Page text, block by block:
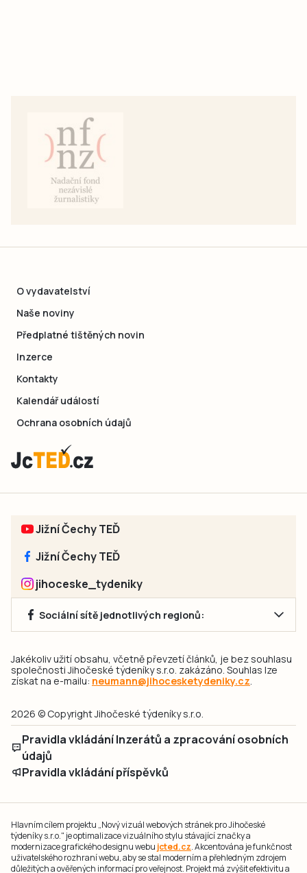
O vydavatelství
Naše noviny
Předplatné tištěných novin
Inzerce
Kontakty
Kalendář událostí
Ochrana osobních údajů
Jižní Čechy TEĎ
Jižní Čechy TEĎ
jihoceske_tydeniky
Sociální sítě jednotlivých regionů:
Jakékoliv užití obsahu, včetně převzetí článků, je bez souhlasu
společnosti Jihočeské týdeníky s.r.o. zakázáno. Souhlas lze
získat na e-mailu: neumann@jihocesketydeniky.cz.
2026 © Copyright Jihočeské týdeníky s.r.o.
Pravidla vkládání Inzerátů a zpracování osobních
údajů
Pravidla vkládání příspěvků
Hlavním cílem projektu „Nový vizuál webových stránek pro Jihočeské
týdeníky s.r.o." je optimalizace vizuálního stylu stávající značky a
modernizace grafického designu webu jcted.cz. Akcentována je funkčnost
uživatelského rozhraní webu, aby se stal moderním a přehledným zdrojem
důležitých a ověřených informací pro veřejnost. Projekt má zvýšit efektivitu a